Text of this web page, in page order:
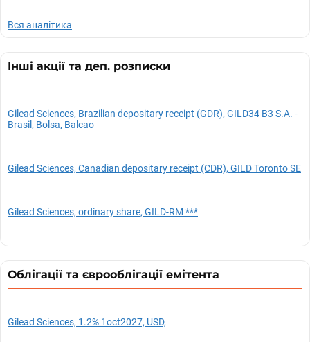
Вся аналітика
Інші акції та деп. розписки
Gilead Sciences, Brazilian depositary receipt (GDR), GILD34 B3 S.A. -
Brasil, Bolsa, Balcao
Gilead Sciences, Canadian depositary receipt (CDR), GILD Toronto SE
Gilead Sciences, ordinary share, GILD-RM ***
Облігації та єврооблігації емітента
Gilead Sciences, 1.2% 1oct2027, USD,